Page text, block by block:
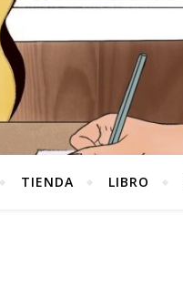
TIENDA LIBRO